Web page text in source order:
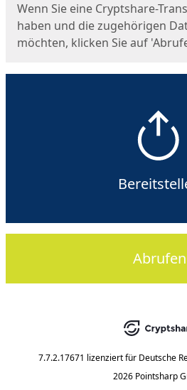
Wenn Sie eine Cryptshare-
haben und die zugehörigen
möchten, klicken Sie auf
Abrufen
7.7.2.17671 lizenziert für Deutsche
2026 Pointsharp